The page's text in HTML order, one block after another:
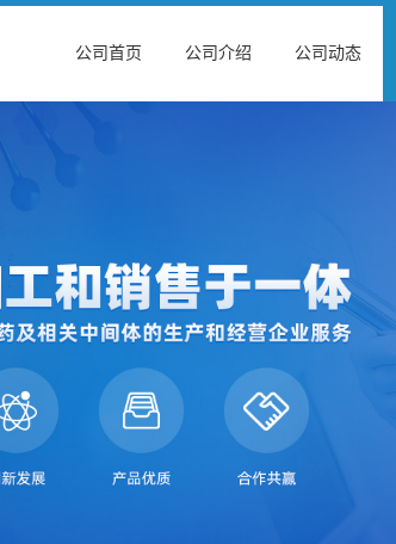
公司首页 公司介绍 公司动态